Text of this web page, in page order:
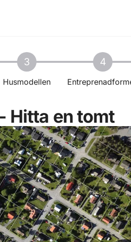
3
Husmodellen
4
Hitta en tomt